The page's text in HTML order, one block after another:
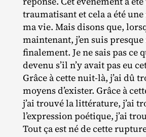
traumatisant et cela a été
ma vie. Mais disons que,
maintenant, j’en suis
finalement. Je ne sais pas ce
devenu s’il n’y avait pas eu
Grâce à cette nuit‐​là, j’ai dû
moyens d’exister. Grâce à
j’ai trouvé la littérature, j’ai
l’expression poétique, j’ai
Tout ça est né de cette